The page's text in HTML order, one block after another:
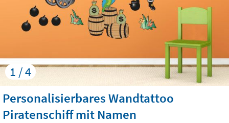
1 / 4
Personalisierbares Wandtattoo
Piratenschiff mit Namen